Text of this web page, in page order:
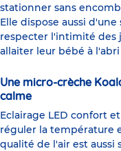
stationner sans
Elle dispose aussi
respecter l'intimité des
allaiter leur bébé à
Une micro-crèche
calme
Eclairage LED confort
réguler la température
qualité de l'air est aussi